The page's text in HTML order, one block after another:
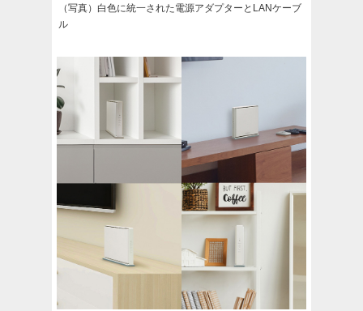
（写真）白色に統一された電源アダプターとLANケーブ
ル